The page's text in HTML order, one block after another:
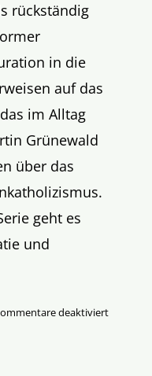
rückständig
in die
auf das
im Alltag
Grünewald
über das
geht es
und
deaktiviertfür